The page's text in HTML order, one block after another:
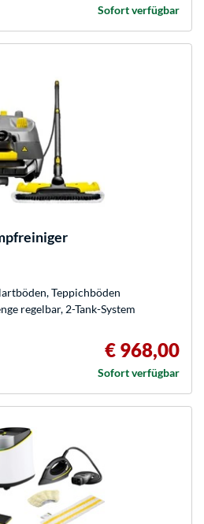
Sofort verfügbar
Teppichböden
regelbar, 2-Tank-System
€ 968,00
Sofort verfügbar